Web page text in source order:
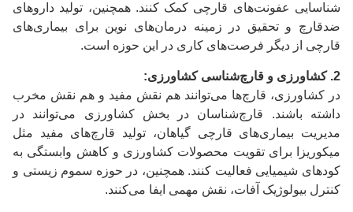
شناسایی عفونت‌های قارچی کمک کنند. همچنین، تولید داروهای
ضدقارچ و تحقیق در زمینه درمان‌های نوین برای بیماری‌های
قارچی از دیگر فرصت‌های کاری در این حوزه است.
2. کشاورزی و قارچ‌شناسی کشاورزی:
در کشاورزی، قارچ‌ها می‌توانند هم نقش مفید و هم نقش مخرب
داشته باشند. قارچ‌شناسان در بخش کشاورزی می‌توانند در
مدیریت بیماری‌های قارچی گیاهان، تولید قارچ‌های مفید مثل
میکوریزا برای تقویت محصولات کشاورزی و کاهش وابستگی به
کودهای شیمیایی فعالیت کنند. همچنین، در حوزه سموم زیستی و
کنترل بیولوژیک آفات، نقش مهمی ایفا می‌کنند.